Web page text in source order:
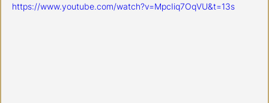
https://www.youtube.com/watch?v=MpcIiq7OqVU&t=13s